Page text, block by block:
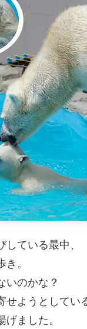
ている最中、
。
いのかな？
せようとしてい
ました。